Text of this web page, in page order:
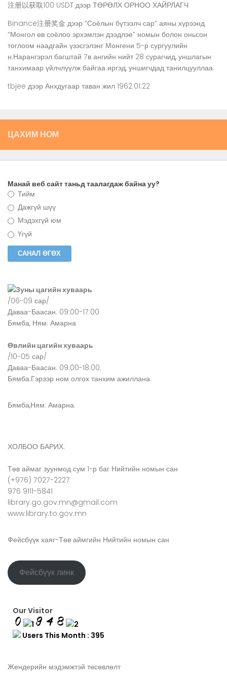
注册以获取100 USDT дээр ТӨРӨЛХ ОРНОО ХАЙРЛАГЧ
Binance注册奖金 дээр “Соёлын бүтээлч сар” аяны хүрээнд
“Монгол өв соёлоо эрхэмлэн дээдлэе” номын болон оньсон
тоглоом наадгайн үзэсгэлэнг Монгени 5-р сургуулийн
н.Нарангэрэл багштай 7в ангийн нийт 28 сурагчид, уншлагын
танхимаар үйлчлүүлж байгаа иргэд, уншигчдад танилцууллаа.
tbjee дээр Анхдугаар таван жил 1962.01.22
ЦАХИМ НОМ
Манай веб сайт таньд таалагдаж байна уу?
Тийм
Дажгүй шүү
Мэдэхгүй юм
Үгүй
Зуны цагийн хуваарь
/06-09 сар/
Даваа-Баасан: 09:00-17:00
Бямба, Ням: Амарна
Өвлийн цагийн хуваарь
/10-05 сар/
Даваа-Баасан: 09:00-18:00.
Бямба:Гэрээр ном олгох танхим ажиллана.
Бямба,Ням: Амарна.
ХОЛБОО БАРИХ:
Төв аймаг зуунмод сум 1-р баг Нийтийн номын сан
(+976) 7027-2227
976 9111-5841
library.go.gov.mn@gmail.com
www.library.to.gov.mn
Фейсбүүк хаяг-Төв аймгийн Нийтийн номын сан
Фейсбүүк линк
Our Visitor
Users This Month : 395
Жендерийн мэдэмжтэй төсөвлөлт